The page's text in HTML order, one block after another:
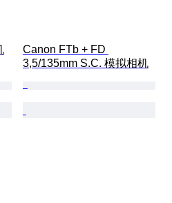
Canon FTb + FD
3,5/135mm S.C. 模拟相机